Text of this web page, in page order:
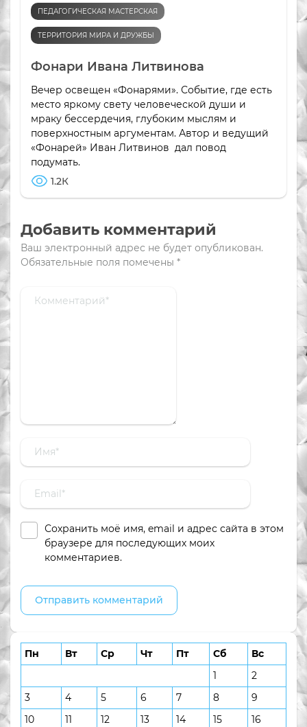
ПЕДАГОГИЧЕСКАЯ МАСТЕРСКАЯ
ТЕРРИТОРИЯ МИРА И ДРУЖБЫ
Фонари Ивана Литвинова
Вечер освещен «Фонарями». Событие, где есть
место яркому свету человеческой души и
мраку бессердечия, глубоким мыслям и
поверхностным аргументам. Автор и ведущий
«Фонарей» Иван Литвинов дал повод
подумать.
1.2К
Добавить комментарий
Ваш электронный адрес не будет опубликован.
Обязательные поля помечены *
Сохранить моё имя, email и адрес сайта в этом
браузере для последующих моих
комментариев.
Пн Вт Ср Чт Пт Сб
Вс
1
2
3
4 5 6 7 8
9
10
11 12 13 14 15 16